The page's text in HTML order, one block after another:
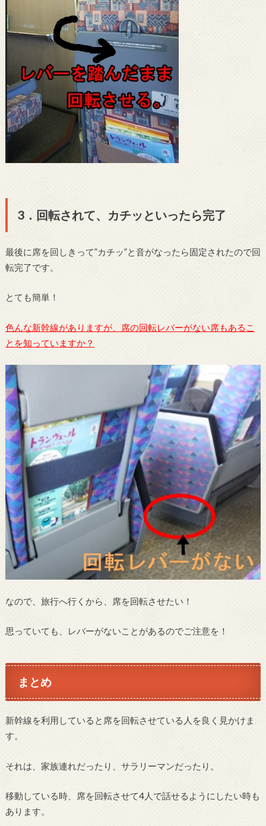
3．回転されて、カチッといったら完了
最後に席を回しきって”カチッ”と音がなったら固定されたので回
転完了です。
とても簡単！
色んな新幹線がありますが、席の回転レバーがない席もあるこ
とを知っていますか？
なので、旅行へ行くから、席を回転させたい！
思っていても、レバーがないことがあるのでご注意を！
まとめ
新幹線を利用していると席を回転させている人を良く見かけま
す。
それは、家族連れだったり、サラリーマンだったり。
移動している時、席を回転させて4人で話せるようにしたい時も
あります。